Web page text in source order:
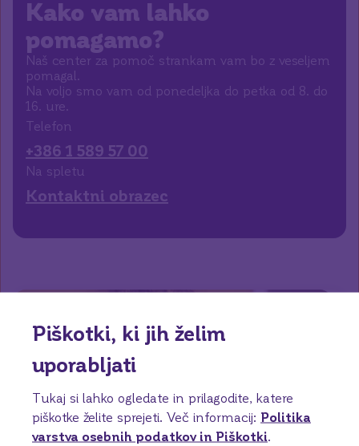
Kako vam lahko
pomagamo?
Naš center za pomoč strankam vam bo z veseljem
pomagal.
Na voljo smo vam od ponedeljka do petka od 8. do
16. ure.
Telefon
+386 1 589 57 00
Na spletu
Kontaktni obrazec
Piškotki, ki jih želim
uporabljati
Tukaj si lahko ogledate in prilagodite, katere
piškotke želite sprejeti. Več informacij: Politika
varstva osebnih podatkov in Piškotki